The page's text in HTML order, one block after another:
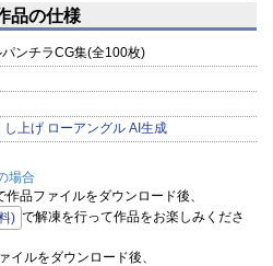
品の仕様
ンチラCG集(全100枚)
し上げ ローアングル AI生成
場合
品ファイルをダウンロード後、
) で解凍を行って作品をお楽しみくださ
イルをダウンロード後、